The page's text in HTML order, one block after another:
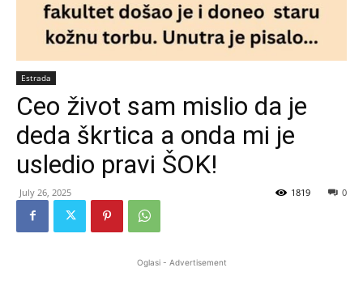
Estrada
Ceo život sam mislio da je
deda škrtica a onda mi je
usledio pravi ŠOK!
July 26, 2025 0
1819
Oglasi - Advertisement